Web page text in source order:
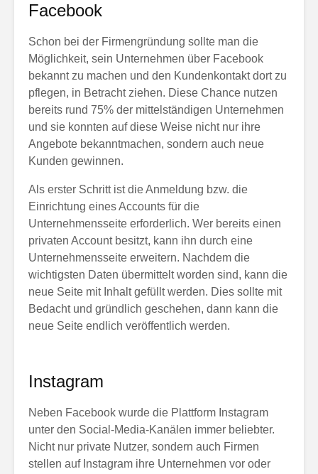
Facebook
Schon bei der Firmengründung sollte man die
Möglichkeit, sein Unternehmen über Facebook
bekannt zu machen und den Kundenkontakt dort zu
pflegen, in Betracht ziehen. Diese Chance nutzen
bereits rund 75% der mittelständigen Unternehmen
und sie konnten auf diese Weise nicht nur ihre
Angebote bekanntmachen, sondern auch neue
Kunden gewinnen.
Als erster Schritt ist die Anmeldung bzw. die
Einrichtung eines Accounts für die
Unternehmensseite erforderlich. Wer bereits einen
privaten Account besitzt, kann ihn durch eine
Unternehmensseite erweitern. Nachdem die
wichtigsten Daten übermittelt worden sind, kann die
neue Seite mit Inhalt gefüllt werden. Dies sollte mit
Bedacht und gründlich geschehen, dann kann die
neue Seite endlich veröffentlich werden.
Instagram
Neben Facebook wurde die Plattform Instagram
unter den Social-Media-Kanälen immer beliebter.
Nicht nur private Nutzer, sondern auch Firmen
stellen auf Instagram ihre Unternehmen vor oder